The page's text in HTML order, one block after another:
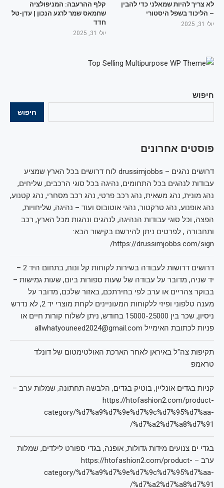
חיפוש
חיפוש
פוסטים אחרונים
דרושים נהגים – drussimjobbs לוח דרושים בכל הארץ שמציע
עבודות לנהגים בכל התחומים, נהיגה בכל סוגי הרכבים, שליחים,
נהג מונית, נהג משאית, נהג רכב פרטי, נהג רכב מסחרי, נהג קטנוע,
נהג אופנוע, נהג טרקטור, נהגי אוטובוס ועוד – נהיגה, שליחויות,
הפצה, וכל סוגי עבודות הנהיגה, לנהגים ונהגות מכל הארץ, רכב
ותחבורה , לפרטים ניתן להירשם בקישור הבא:
https://drussimjobbs.com/sign/
דרושים דרושות לעבודה בשירות לקוחות קל ונוח, בתחום היד 2 –
יד שניה, מדובר על עבודה של שעות ספורות ביום, שעות גמישות –
בבוקר צהריים או ערב לפי בחירתכם, באזור שלכם, מדובר על
מענה טלפוני ופיזי ללקוחות המעוניינים לקחת מוצרי יד 2, לא נדרש
ניסיון, שכר בין 15000-25000 בחודש, ניתן לשלוח קורות חיים או
פניות לכתובת האימייל allwhatyouneed2024@gmail.com
תקיפות צה"ל באיראן לאחר הארכת האולטימטום של דונלד
טראמפ
קניות בגדים אונליין, בוטיק בגדים, הלבשה תחתונה, שמלות ערב –
https://htofashion2.com/product-
category/%d7%a9%d7%9e%d7%9c%d7%95%d7%aa-
%d7%a2%d7%a8%d7%91/
בגדי ים צנועים מידות גדולות, אופנה, בגדי ספורט לילדים, שמלות
ערב – https://htofashion2.com/product-
category/%d7%a9%d7%9e%d7%9c%d7%95%d7%aa-
%d7%a2%d7%a8%d7%91/
לא צריך להיות שמאלני כדי להבין
– הליכוד בשפל היסטורי
יולי 31, 2025
קלף ההרעבה: המניפולציה
שחמאס שמר לרגע הנכון | עדן-טל
חדד
יולי 31, 2025